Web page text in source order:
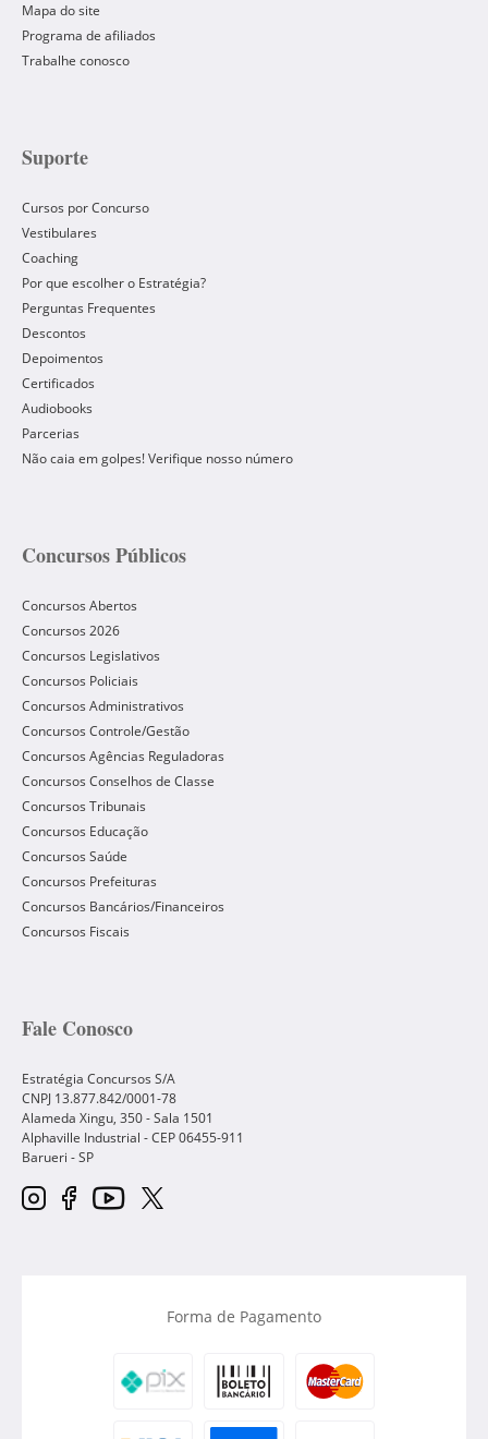
Mapa do site
Programa de afiliados
Trabalhe conosco
Suporte
Cursos por Concurso
Vestibulares
Coaching
Por que escolher o Estratégia?
Perguntas Frequentes
Descontos
Depoimentos
Certificados
Audiobooks
Parcerias
Não caia em golpes! Verifique nosso número
Concursos Públicos
Concursos Abertos
Concursos 2026
Concursos Legislativos
Concursos Policiais
Concursos Administrativos
Concursos Controle/Gestão
Concursos Agências Reguladoras
Concursos Conselhos de Classe
Concursos Tribunais
Concursos Educação
Concursos Saúde
Concursos Prefeituras
Concursos Bancários/Financeiros
Concursos Fiscais
Fale Conosco
Estratégia Concursos S/A
CNPJ 13.877.842/0001-78
Alameda Xingu, 350 - Sala 1501
Alphaville Industrial - CEP06455-911
Barueri -SP
Forma de Pagamento